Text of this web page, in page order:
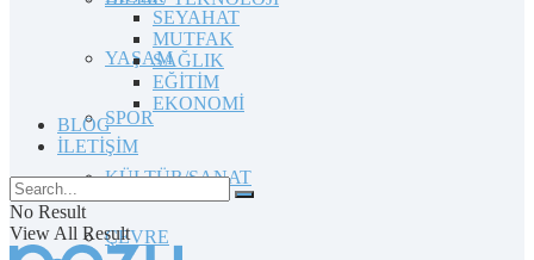
YAŞAM
SPOR
KÜLTÜR/SANAT
ÇEVRE
SEYAHAT
MUTFAK
SAĞLIK
EĞİTİM
EKONOMİ
BLOG
İLETİŞİM
No Result
View All Result